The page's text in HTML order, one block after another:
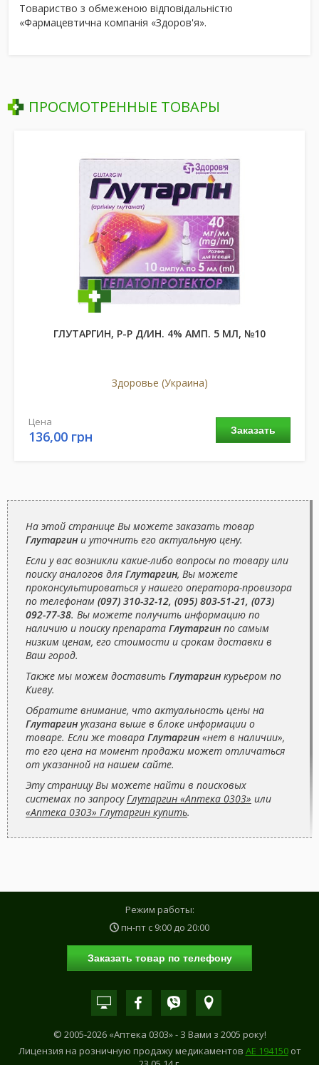
Товариство з обмеженою відповідальністю
«Фармацевтична компанія «Здоров'я».
ПРОСМОТРЕННЫЕ ТОВАРЫ
ГЛУТАРГИН, Р-Р Д/ИН. 4% АМП. 5 МЛ, №10
Здоровье (Украина)
Заказать
Цена
136,00 грн
На этой странице Вы можете заказать товар
Глутаргин и уточнить его актуальную цену.
Если у вас возникли какие-либо вопросы по товару или
поиску аналогов для Глутаргин, Вы можете
проконсультироваться у нашего оператора-провизора
по телефонам (097) 310-32-12, (095) 803-51-21, (073)
092-77-38. Вы можете получить информацию по
наличию и поиску препарата Глутаргин по самым
низким ценам, его стоимости и срокам доставки в
Ваш город.
Также мы можем доставить Глутаргин курьером по
Киеву.
Обратите внимание, что актуальность цены на
Глутаргин указана выше в блоке информации о
товаре. Если же товара Глутаргин «нет в наличии»,
то его цена на момент продажи может отличаться
от указанной на нашем сайте.
Эту страницу Вы можете найти в поисковых
системах по запросуГлутаргин «Аптека 0303» или
«Аптека 0303» Глутаргин купить.
Режим работы:
пн-пт с 9:00 до 20:00
Заказать товар по телефону
© 2005-2026 «Аптека 0303» - З Вами з 2005 року!
Лицензия на розничную продажу медикаментов АE 194150от